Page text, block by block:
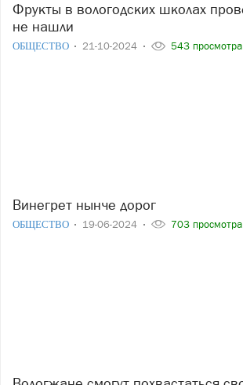
Фрукты в вологодских школах проверили и порчу
не нашли
ОБЩЕСТВО 21-10-2024 543 просмотра
Винегрет нынче дорог
ОБЩЕСТВО 19-06-2024 703 просмотра